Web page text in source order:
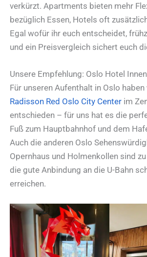
verkürzt. Apartments bieten mehr
bezüglich Essen, Hotels oft
Egal wofür ihr euch entscheidet,
und ein Preisvergleich sichert euch
Unsere Empfehlung: Oslo Hotel
Für unseren Aufenthalt in Oslo
Radisson Red Oslo City Center im
entschieden – für uns hat es die
Fuß zum Hauptbahnhof und dem
Auch die anderen Oslo
Opernhaus und Holmenkollen sind
die gute Anbindung an die U-Bahn
erreichen.